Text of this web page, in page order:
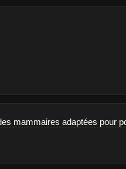
mammaires adaptées pour